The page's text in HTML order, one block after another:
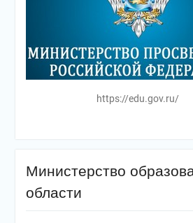
https://edu.gov.ru/
Министерство
области